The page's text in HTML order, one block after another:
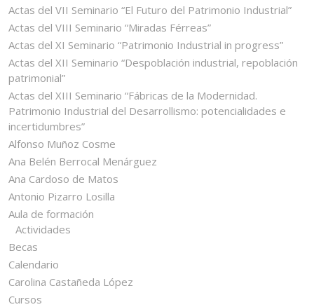
Actas del VII Seminario “El Futuro del Patrimonio Industrial”
Actas del VIII Seminario “Miradas Férreas”
Actas del XI Seminario “Patrimonio Industrial in progress”
Actas del XII Seminario “Despoblación industrial, repoblación
patrimonial”
Actas del XIII Seminario “Fábricas de la Modernidad.
Patrimonio Industrial del Desarrollismo: potencialidades e
incertidumbres”
Alfonso Muñoz Cosme
Ana Belén Berrocal Menárguez
Ana Cardoso de Matos
Antonio Pizarro Losilla
Aula de formación
Actividades
Becas
Calendario
Carolina Castañeda López
Cursos